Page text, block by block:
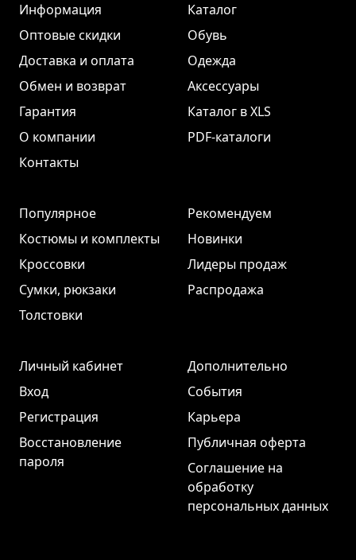
Информация
Оптовые скидки
Доставка и оплата
Обмен и возврат
Гарантия
О компании
Контакты
Каталог
Обувь
Одежда
Аксессуары
Каталог в XLS
PDF-каталоги
Популярное
Костюмы и комплекты
Кроссовки
Сумки, рюкзаки
Толстовки
Рекомендуем
Новинки
Лидеры продаж
Распродажа
Личный кабинет
Вход
Регистрация
Восстановление
пароля
Дополнительно
События
Карьера
Публичная оферта
Соглашение на
обработку
персональных данных